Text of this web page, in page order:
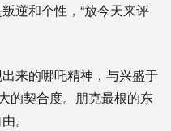
逆和个性，“放今天来评
来的哪吒精神，与兴盛于
的契合度。朋克最根的东
。